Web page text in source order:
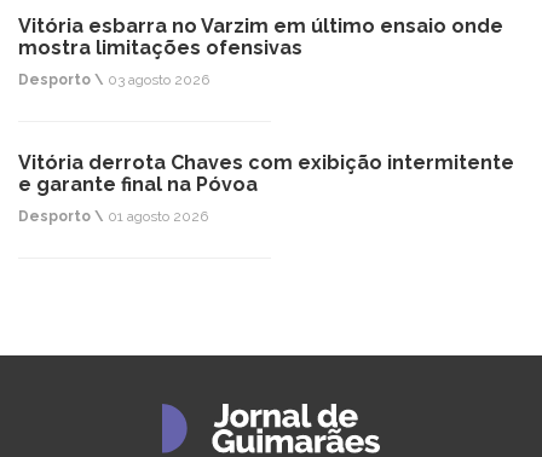
Vitória esbarra no Varzim em último ensaio onde
mostra limitações ofensivas
Desporto \ 03 agosto 2026
Vitória derrota Chaves com exibição intermitente
e garante final na Póvoa
Desporto \ 01 agosto 2026